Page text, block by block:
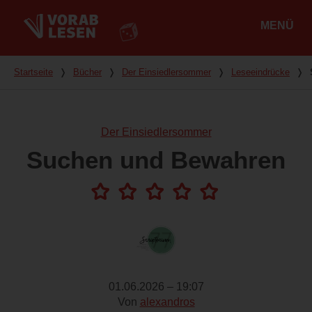
MENÜ
Du bist hier
Startseite ❭ Bücher ❭ Der Einsiedlersommer ❭ Leseeindrücke ❭
Der Einsiedlersommer
Suchen und Bewahren
01.06.2026 – 19:07
Von alexandros